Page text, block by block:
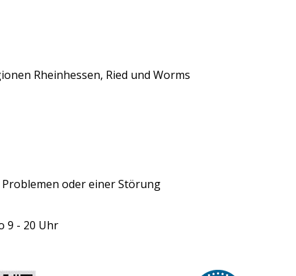
Rheinhessen, Ried und Worms
oder einer Störung
9 - 20 Uhr